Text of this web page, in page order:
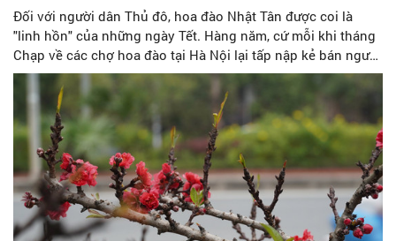
Đối với người dân Thủ đô, hoa đào Nhật Tân được coi là
"linh hồn" của những ngày Tết. Hàng năm, cứ mỗi khi tháng
Chạp về các chợ hoa đào tại Hà Nội lại tấp nập kẻ bán người
mua. Nằm ngay sát “thủ phủ” của làng đào Nhật Tân, chợ
hoa đào trên đường Võ Chí Công (phía phường Xuân La,
quận Tây Hồ) được xem là một trong những chợ hoa đào lớn
nhất Thủ đô.